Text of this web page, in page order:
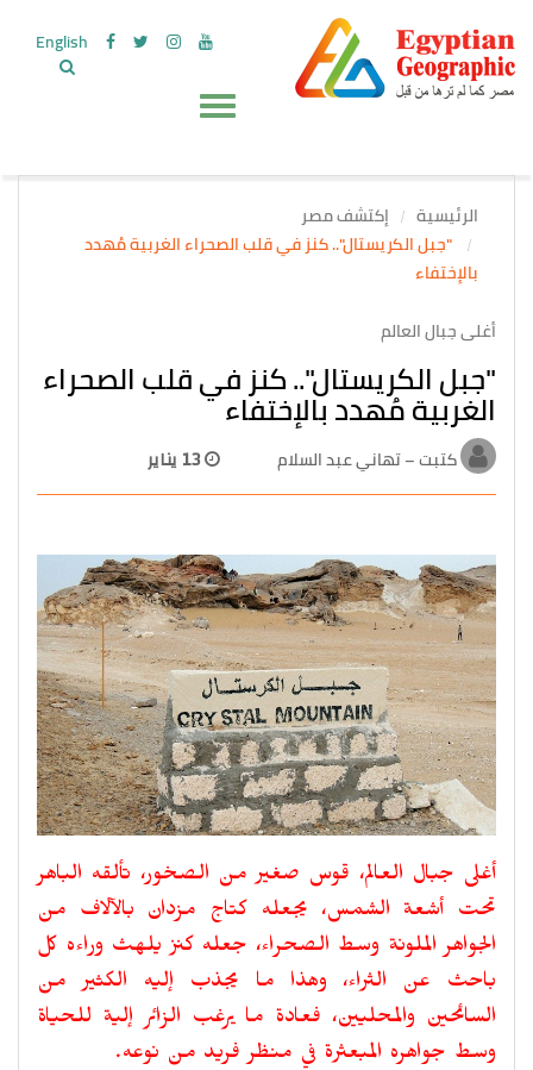
English
الرئيسية
إكتشف مصر
"جبل الكريستال".. كنز في قلب الصحراء الغربية مُهدد
بالإختفاء
أغلى جبال العالم
"جبل الكريستال".. كنز في قلب الصحراء
الغربية مُهدد بالإختفاء
كتبت – تهاني عبد السلام 13 يناير
أغلى جبال العالم، قوس صغير من الصخور، تألقه الباهر
تحت أشعة الشمس، يجعله كتاج مزدان بالآلاف من
الجواهر الملونة وسط الصحراء، جعله كنز يلهث وراءه كل
باحث عن الثراء، وهذا ما يجذب إليه الكثير من
السائحين والمحليين، فعادة ما يرغب الزائر إلية للحياة
وسط جواهره المبعثرة في منظر فريد من نوعه.